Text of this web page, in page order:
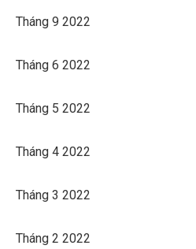
Tháng 9 2022
Tháng 6 2022
Tháng 5 2022
Tháng 4 2022
Tháng 3 2022
Tháng 2 2022